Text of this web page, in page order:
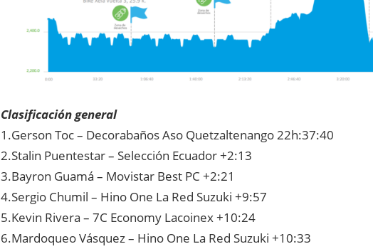
Clasificación general
1.Gerson Toc – Decorabaños Aso Quetzaltenango 22h:37:40
2.Stalin Puentestar – Selección Ecuador +2:13
3.Bayron Guamá – Movistar Best PC +2:21
4.Sergio Chumil – Hino One La Red Suzuki +9:57
5.Kevin Rivera – 7C Economy Lacoinex +10:24
6.Mardoqueo Vásquez – Hino One La Red Suzuki +10:33